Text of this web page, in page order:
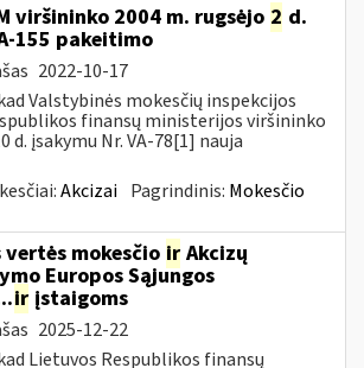
viršininko 2004 m. rugsėjo 2 d.
155 pakeitimo
2022-10-17
Valstybinės mokesčių inspekcijos
finansų ministerijos viršininko
d. įsakymu Nr. VA-78[1] nauja
Akcizai Pagrindinis: Mokesčio
mokesčio ir Akcizų
Europos Sąjungos
ir įstaigoms
2025-12-22
Lietuvos Respublikos finansų